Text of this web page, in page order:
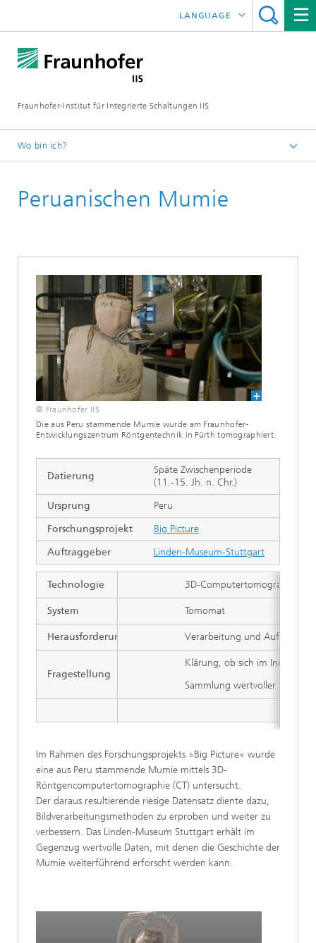
Fraunhofer-Institut für Integrierte Schaltungen IIS
LANGUAGE
中文
Wo bin ich?
Forschungsbereiche
Digitalisierung von Kulturgut
Peruanischen Mumie
© Fraunhofer IIS
Die aus Peru stammende Mumie wurde am Fraunhofer-
Entwicklungszentrum Röntgentechnik in Fürth tomographiert.
Datierung
Späte Zwischenperiode
(11.-15. Jh. n. Chr.)
Ursprung
Peru
Forschungsprojekt
Big Picture
Auftraggeber
Linden-Museum-Stuttgart
3D-Computertomographie /
Tomomat
Verarbeitung und
Klärung, ob sich im Inneren
Sammlung wertvoller Daten
Technologie
System
Herausforderung
Fragestellung
Im Rahmen des Forschungsprojekts »Big Picture« wurde
eine aus Peru stammende Mumie mittels 3D-
Röntgencomputertomographie (CT) untersucht.
Der daraus resultierende riesige Datensatz diente dazu,
Bildverarbeitungsmethoden zu erproben und weiter zu
verbessern. Das Linden-Museum Stuttgart erhält im
Gegenzug wertvolle Daten, mit denen die Geschichte der
Mumie weiterführend erforscht werden kann.